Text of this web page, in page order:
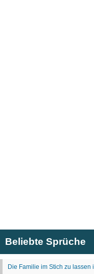
Beliebte Sprüche